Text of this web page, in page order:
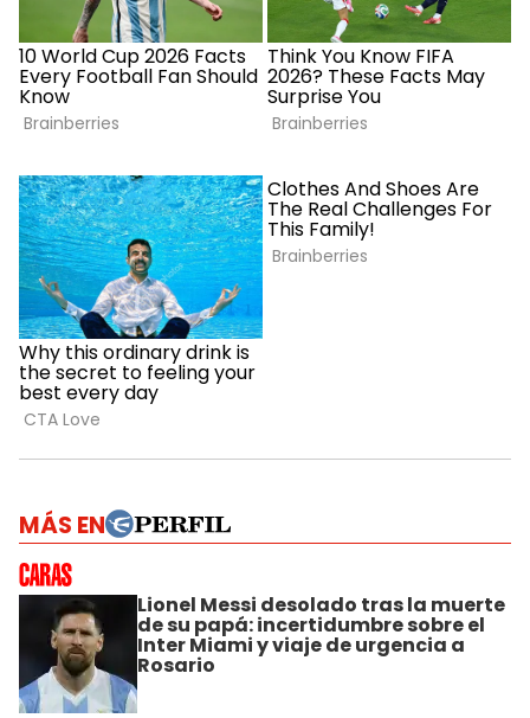
MÁS EN
Lionel Messi desolado tras la muerte
de su papá: incertidumbre sobre el
Inter Miami y viaje de urgencia a
Rosario